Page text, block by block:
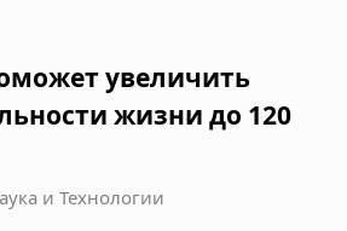
увеличить
жизни до 120
и Технологии